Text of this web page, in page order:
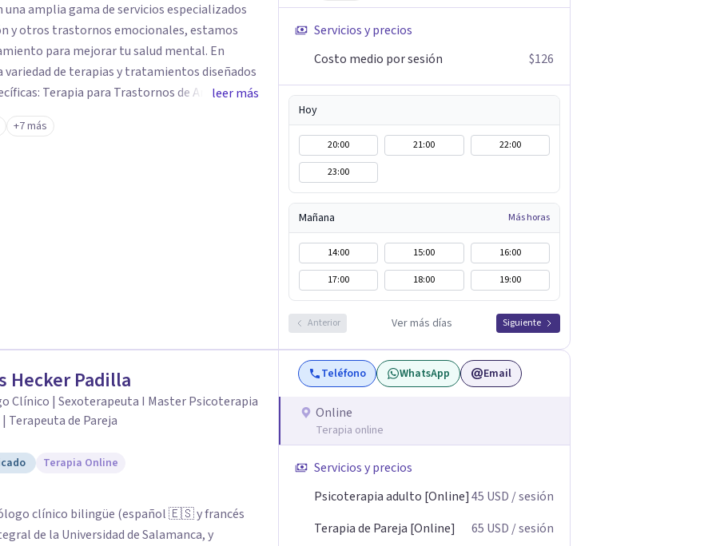
amplia gama de servicios especializados
y otros trastornos emocionales, estamos
para mejorar tu salud mental. En
de terapias y tratamientos diseñados
Terapia para Trastornos de Ansiedad y
de la ansiedad y la depresión,
para ayudarte a recuperar tu bienestar
leer más
+7 más
Servicios y precios
Costo medio por sesión
$126
Hoy
20:00 21:00
22:00
23:00
Mañana Más horas
14:00 15:00
16:00
17:00
18:00 19:00
Anterior Ver más días Siguiente
Hecker Padilla
Clínico | Sexoterapeuta I Master Psicoterapia
Terapeuta de Pareja
Terapia Online
clínico bilingüe (español 🇪🇸 y francés
de la Universidad de Salamanca, y
Teléfono WhatsApp Email
Online
Terapia online
Servicios y precios
Psicoterapia adulto [Online]45 USD / sesión
Terapia de Pareja [Online]
65 USD / sesión